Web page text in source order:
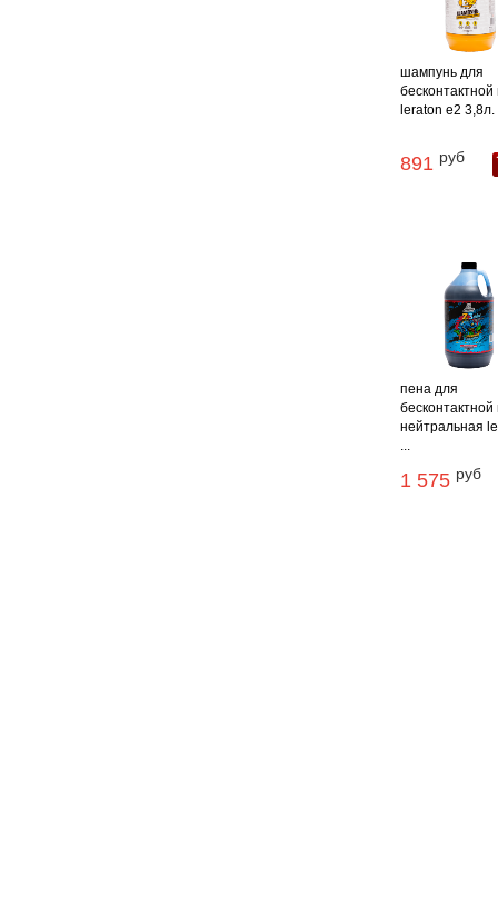
шампунь для
бесконтактной
leraton e2 3,8л.
891 руб
пена для
бесконтактной
нейтральная
...
1 575 руб